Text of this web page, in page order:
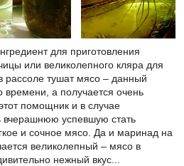
для приготовления
или великолепного кляра для
тушат мясо – данный
времени, а получается очень
помощник и в случае
вчерашнюю успевшую стать
и сочное мясо. Да и маринад на
великолепный – мясо в
нежный вкус...